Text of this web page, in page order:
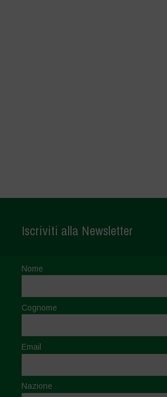
Iscriviti alla Newsletter
Nome
Cognome
Email
Nazione